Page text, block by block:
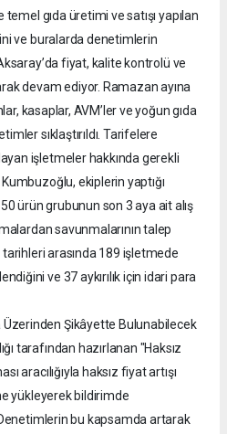
gıda üretimi ve satışı yapılan
ve buralarda denetimlerin
fiyat, kalite kontrolü ve
devam ediyor. Ramazan ayına
kasaplar, AVM’ler ve yoğun gıda
sıklaştırıldı. Tarifelere
işletmeler hakkında gerekli
ekiplerin yaptığı
ürün grubunun son 3 aya ait alış
savunmalarının talep
arasında 189 işletmede
ve 37 aykırılık için idari para
Şikâyette Bulunabilecek
tarafından hazırlanan "Haksız
aracılığıyla haksız fiyat artışı
yükleyerek bildirimde
bu kapsamda artarak